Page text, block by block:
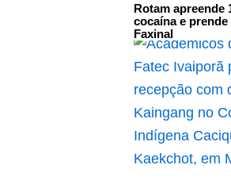
Rotam apreende
cocaína e
Faxinal